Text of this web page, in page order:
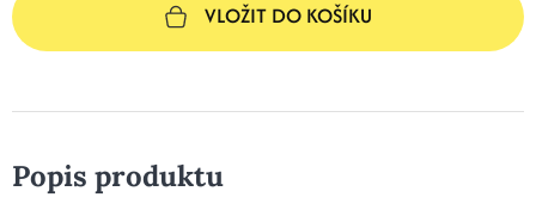
VLOŽIT DO KOŠÍKU
Popis produktu